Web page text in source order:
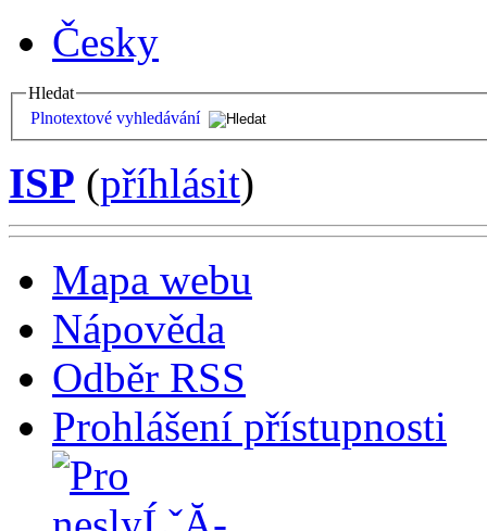
Česky
Hledat
Plnotextové vyhledávání
ISP (příhlásit)
Mapa webu
Nápověda
Odběr RSS
Prohlášení přístupnosti